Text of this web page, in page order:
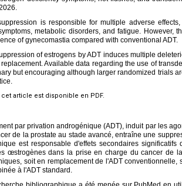
is responsible for multiple adverse
metabolic disorders, and fatigue. However,
of gynecomastia compared with conventional ADT.
of estrogens by ADT induces multiple
Available data regarding the use of
but encouraging although larger randomized trials
article est disponible en PDF.
par privation androgénique (ADT), induit par les
de la prostate au stade avancé, entraîne une
est responsable d'effets secondaires
œstrogènes dans la prise en charge du cancer de
soit en remplacement de l'ADT
à l'ADT standard.